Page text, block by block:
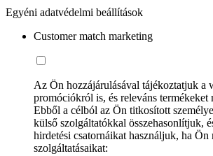
Egyéni adatvédelmi beállítások
Customer match marketing
Az Ön hozzájárulásával tájékoztatjuk a
promóciókról is, és releváns termékeket
Ebből a célból az Ön titkosított
külső szolgáltatókkal összehasonlítjuk,
hirdetési csatornáikat használjuk, ha Ön
szolgáltatásaikat: